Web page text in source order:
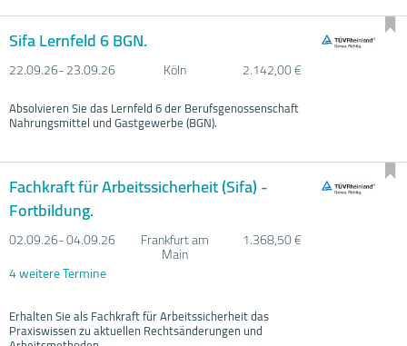
Sifa Lernfeld 6 BGN.
22.09.26- 23.09.26 Köln 2.142,00 €
Absolvieren Sie das Lernfeld 6 der Berufsgenossenschaft
Nahrungsmittel und Gastgewerbe (BGN).
Fachkraft für Arbeitssicherheit (Sifa) -
Fortbildung.
02.09.26- 04.09.26 Frankfurt am
Main
1.368,50 €
4 weitere Termine
Erhalten Sie als Fachkraft für Arbeitssicherheit das
Praxiswissen zu aktuellen Rechtsänderungen und